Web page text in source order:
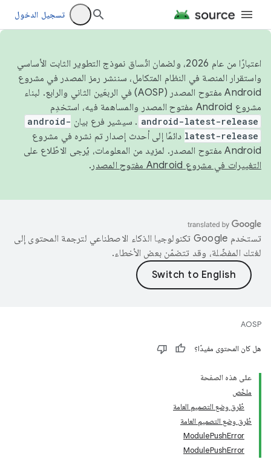
تسجيل الدخول
اعتبارًا من عام 2026، ولضمان اتّساق نموذج التطوير الثابت الأساسي
واستقرار المنصة في النظام المتكامل، سننشر رمز المصدر في مشروع
Android مفتوح المصدر (AOSP) في الربعَين الثاني والرابع. لبناء
مشروع Android مفتوح المصدر والمساهمة فيه، استخدِم
android-latest-release . سيشير فرع بيان android-
latest-release دائمًا إلى أحدث إصدار تم نشره في مشروع
Android مفتوح المصدر. لمزيد من المعلومات، يُرجى الاطّلاع على
التغييرات في مشروع Android مفتوح المصدر
.
تستخدم Google تكنولوجيا الذكاء الاصطناعي لترجمة المحتوى إلى
لغتك المفضّلة، وقد تتضمّن بعض الأخطاء.
AOSP
هل كان المحتوى مفيدًا؟
على هذه الصفحة
ملخّص
طُرق وضع التصميم العامة
طُرق وضع التصميم العامة
ModulePushError
ModulePushError